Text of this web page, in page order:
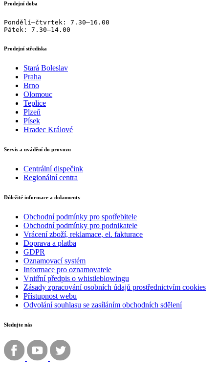
Prodejní doba
Pondělí–čtvrtek: 7.30–16.00
Pátek: 7.30–14.00
Prodejní střediska
Stará Boleslav
Praha
Brno
Olomouc
Teplice
Plzeň
Písek
Hradec Králové
Servis a uvádění do provozu
Centrální dispečink
Regionální centra
Důležité informace a dokumenty
Obchodní podmínky pro spotřebitele
Obchodní podmínky pro podnikatele
Vrácení zboží, reklamace, el. fakturace
Doprava a platba
GDPR
Oznamovací systém
Informace pro oznamovatele
Vnitřní předpis o whistleblowingu
Zásady zpracování osobních údajů prostřednictvím cookies
Přístupnost webu
Odvolání souhlasu se zasíláním obchodních sdělení
Sledujte nás